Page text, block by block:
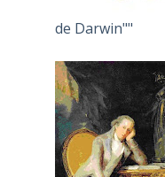
de Darwin""